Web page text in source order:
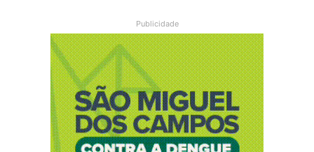
Publicidade